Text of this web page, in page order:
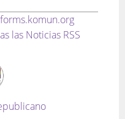
forms.komun.org
las Noticias RSS